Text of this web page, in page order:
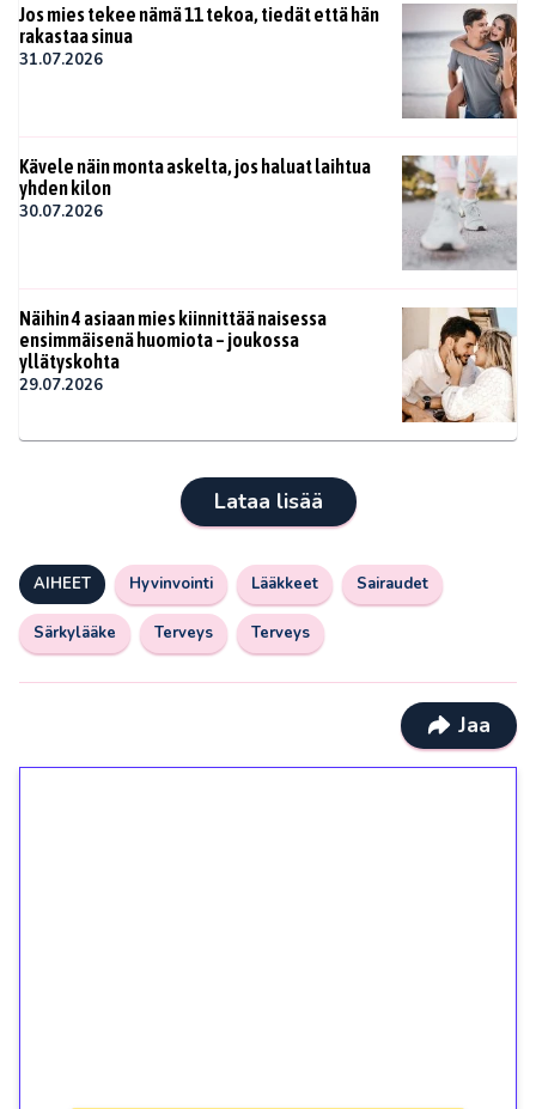
Jos mies tekee nämä 11 tekoa, tiedät että hän
rakastaa sinua
31.07.2026
Kävele näin monta askelta, jos haluat laihtua
yhden kilon
30.07.2026
Näihin 4 asiaan mies kiinnittää naisessa
ensimmäisenä huomiota – joukossa
yllätyskohta
29.07.2026
Lataa lisää
AIHEET Hyvinvointi Lääkkeet Sairaudet
Särkylääke Terveys Terveys
Jaa